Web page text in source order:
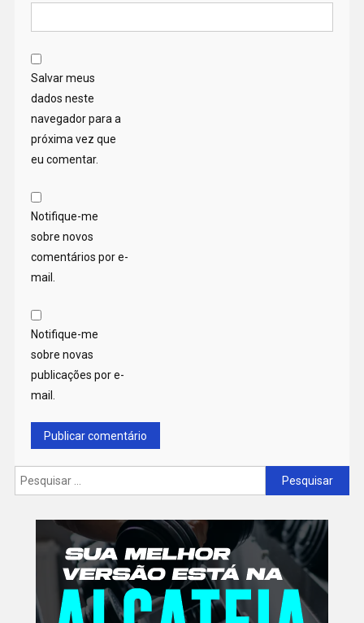
Salvar meus
dados neste
navegador para a
próxima vez que
eu comentar.
Notifique-me
sobre novos
comentários por e-
mail.
Notifique-me
sobre novas
publicações por e-
mail.
Pesquisar
por: